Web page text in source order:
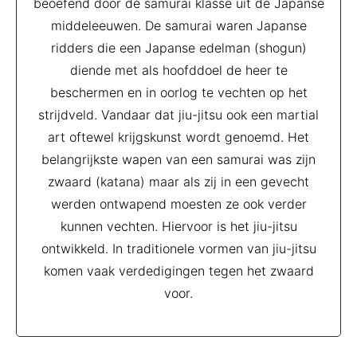
beoefend door de samurai klasse uit de Japanse
middeleeuwen. De samurai waren Japanse
ridders die een Japanse edelman (shogun)
diende met als hoofddoel de heer te
beschermen en in oorlog te vechten op het
strijdveld. Vandaar dat jiu-jitsu ook een martial
art oftewel krijgskunst wordt genoemd. Het
belangrijkste wapen van een samurai was zijn
zwaard (katana) maar als zij in een gevecht
werden ontwapend moesten ze ook verder
kunnen vechten. Hiervoor is het jiu-jitsu
ontwikkeld. In traditionele vormen van jiu-jitsu
komen vaak verdedigingen tegen het zwaard
voor.